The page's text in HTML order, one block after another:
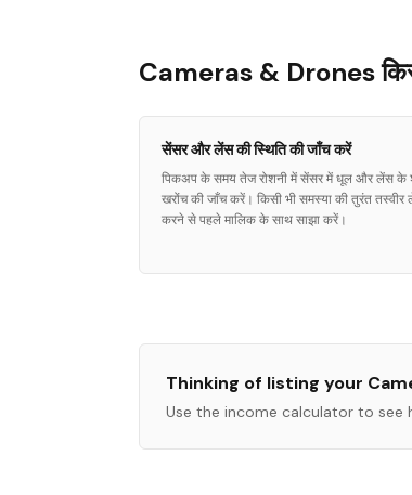
Cameras & Drones
सेंसर और लेंस की स्थिति की जाँच करें
पिकअप के समय तेज रोशनी में सेंसर में धूल और लेंस के
खरोंच की जाँच करें। किसी भी समस्या की तुरंत
करने से पहले मालिक के साथ साझा करें।
Thinking of listing your
Use the income calculator to see